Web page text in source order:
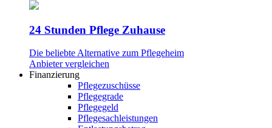
24 Stunden Pflege Zuhause
Die beliebte Alternative zum Pflegeheim
Anbieter vergleichen
Finanzierung
Pflegezuschüsse
Pflegegrade
Pflegegeld
Pflegesachleistungen